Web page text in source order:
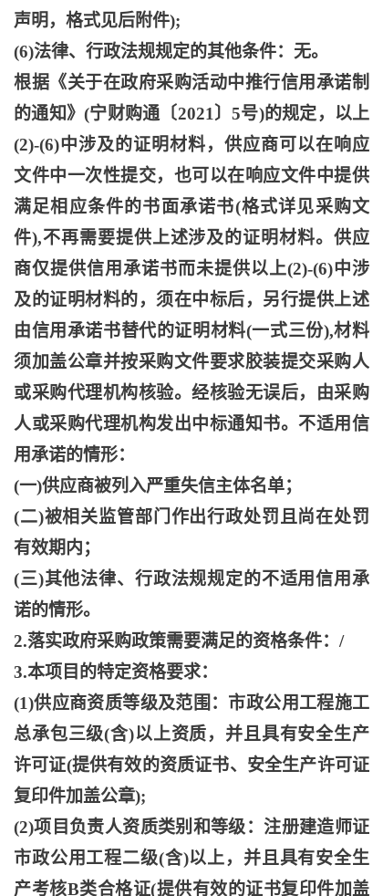
声明，格式见后附件);
(6)法律、行政法规规定的其他条件：无。
根据《关于在政府采购活动中推行信用承诺制
的通知》 (宁财购通〔2021〕5号)的规定，以上
(2)-(6)中涉及的证明材料，供应商可以在响应
文件中一次性提交，也可以在响应文件中提供
满足相应条件的书面承诺书(格式详见采购文
件),不再需要提供上述涉及的证明材料。供应
商仅提供信用承诺书而未提供以上(2)-(6)中涉
及的证明材料的，须在中标后，另行提供上述
由信用承诺书替代的证明材料(一式三份),材料
须加盖公章并按采购文件要求胶装提交采购人
或采购代理机构核验。经核验无误后，由采购
人或采购代理机构发出中标通知书。不适用信
用承诺的情形：
(一)供应商被列入严重失信主体名单；
(二)被相关监管部门作出行政处罚且尚在处罚
有效期内；
(三)其他法律、行政法规规定的不适用信用承
诺的情形。
2.落实政府采购政策需要满足的资格条件：/
3.本项目的特定资格要求：
(1)供应商资质等级及范围：市政公用工程施工
总承包三级(含)以上资质，并且具有安全生产
许可证(提供有效的资质证书、安全生产许可证
复印件加盖公章);
(2)项目负责人资质类别和等级：注册建造师证
市政公用工程二级(含)以上，并且具有安全生
产考核B类合格证(提供有效的证书复印件加盖